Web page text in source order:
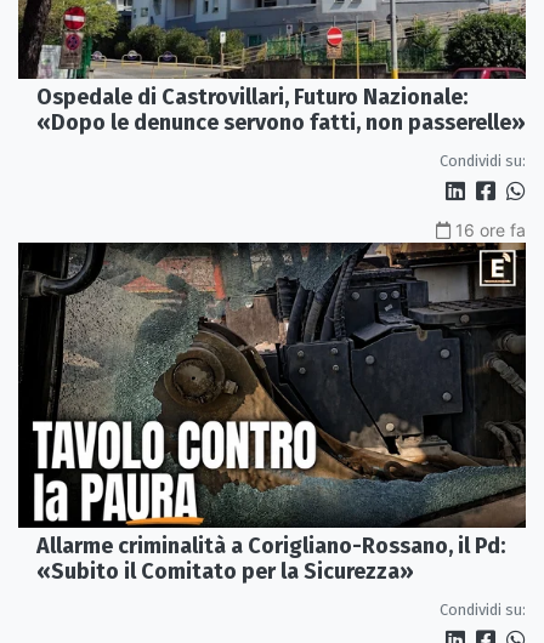
Ospedale di Castrovillari, Futuro Nazionale:
«Dopo le denunce servono fatti, non passerelle»
Condividi su:
16 ore fa
Allarme criminalità a Corigliano-Rossano, il Pd:
«Subito il Comitato per la Sicurezza»
Condividi su: